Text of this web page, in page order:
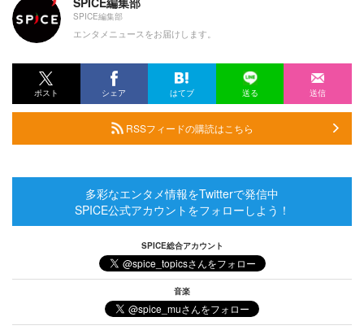
SPICE編集部
エンタメニュースをお届けします。
ポスト シェア はてブ 送る 送信
RSSフィードの購読はこちら
多彩なエンタメ情報をTwitterで発信中
SPICE公式アカウントをフォローしよう！
SPICE総合アカウント
音楽